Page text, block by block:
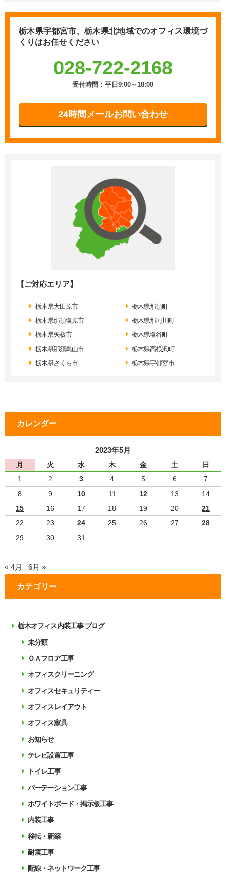
栃木県宇都宮市、栃木県北地域でのオフィス環境づ
くりはお任せください
028-722-2168
受付時間：平日9:00～18:00
24時間メールお問い合わせ
【ご対応エリア】
栃木県大田原市
栃木県那須塩原市
栃木県矢板市
栃木県那須鳥山市
栃木県さくら市
栃木県那須町
栃木県那珂川町
栃木県塩谷町
栃木県高根沢町
栃木県宇都宮市
カレンダー
2023年5月
月 火 水 木 金 土
日
1
2 3 4 5 6
7
8
9 10 11 12 13
14
15
16 17 18 19 20
21
22
23 24 25 26 27
28
29
30 31
« 4月 6月 »
カテゴリー
栃木オフィス内装工事 ブログ
未分類
ＯＡフロア工事
オフィスクリーニング
オフィスセキュリティー
オフィスレイアウト
オフィス家具
お知らせ
テレビ設置工事
トイレ工事
パーテーション工事
ホワイトボード・掲示板工事
内装工事
移転・新築
耐震工事
配線・ネットワーク工事